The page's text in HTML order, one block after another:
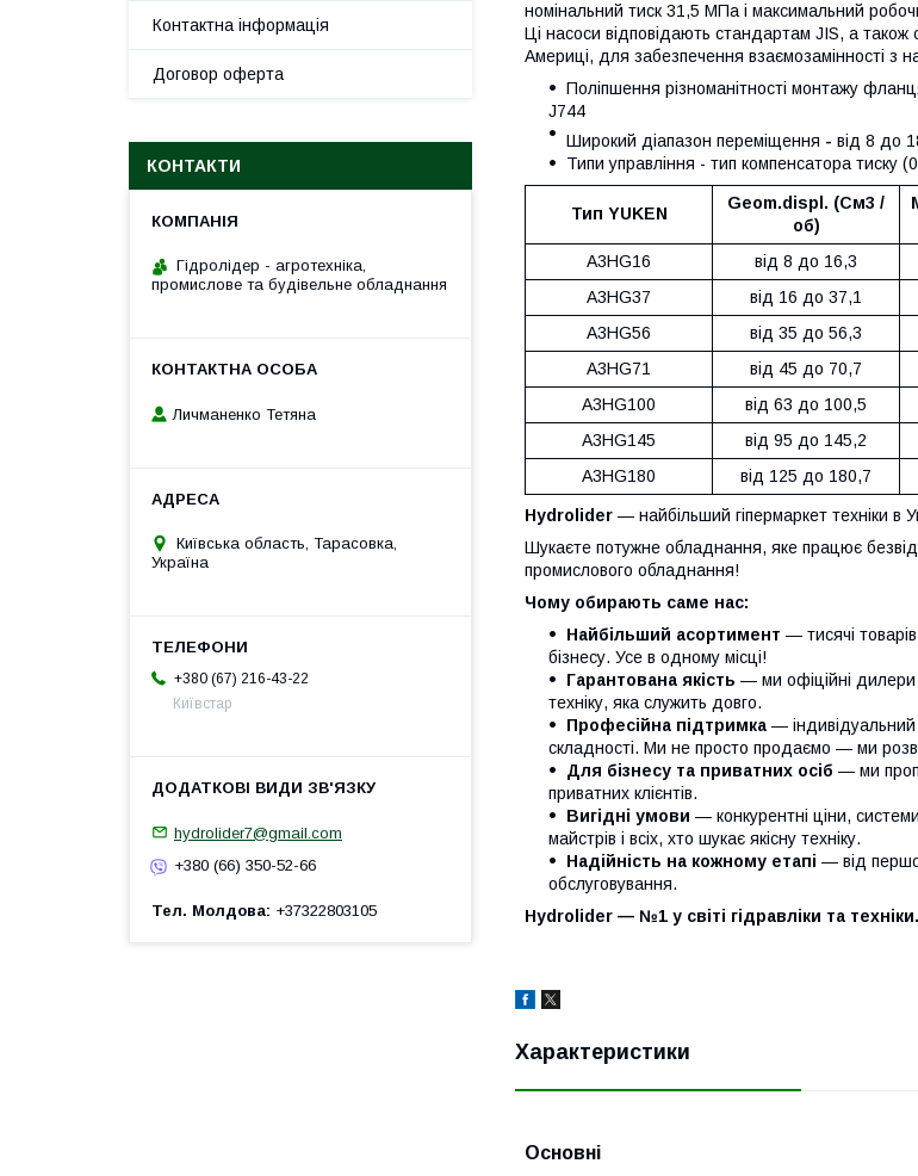
номінальний тиск 31,5 МПа і максимальний
Ці насоси відповідають стандартам JIS, а також
Америці, для забезпечення взаємозамінності з
Поліпшення різноманітності монтажу
J744
Широкий діапазон переміщення - від 8 до
Типи управління - тип компенсатора тиску
Тип YUKEN
Geom.displ. (См3 /
об)
A3HG16 від 8 до 16,3
A3HG37
від 16 до 37,1
A3HG56
від 35 до 56,3
A3HG71
від 45 до 70,7
A3HG100
від 63 до 100,5
A3HG145
від 95 до 145,2
A3HG180
від 125 до 180,7
Hydrolider — найбільший гіпермаркет техніки в
Шукаєте потужне обладнання, яке працює
промислового обладнання!
Чому обирають саме нас:
Найбільший асортимент — тисячі
бізнесу. Усе в одному місці!
Гарантована якість — ми офіційні дилери
техніку, яка служить довго.
Професійна підтримка — індивідуальний
складності. Ми не просто продаємо — ми
Для бізнесу та приватних осіб — ми
приватних клієнтів.
Вигідні умови — конкурентні ціни,
майстрів і всіх, хто шукає якісну техніку.
Надійність на кожному етапі — від
обслуговування.
Hydrolider — №1 у світі гідравліки та техніки.
Характеристики
Основні
Контактна інформація
Договор оферта
КОНТАКТИ
Гідролідер - агротехніка,
промислове та будівельне обладнання
Личманенко Тетяна
Київська область, Тарасовка,
Україна
+380 (67) 216-43-22
Київстар
hydrolider7@gmail.com
+380 (66) 350-52-66
Тел. Молдова +37322803105